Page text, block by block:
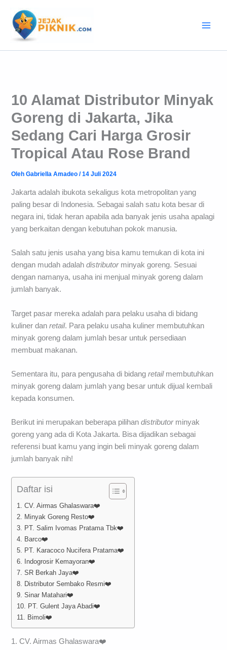
konten
10 Alamat Distributor Minyak
Goreng di Jakarta, Jika
Sedang Cari Harga Grosir
Tropical Atau Rose Brand
OlehGabriella Amadeo/14 Juli 2024
Jakarta adalah ibukota sekaligus kota metropolitan yang
paling besar di Indonesia. Sebagai salah satu kota besar di
negara ini, tidak heran apabila ada banyak jenis usaha apalagi
yang berkaitan dengan kebutuhan pokok manusia.
Salah satu jenis usaha yang bisa kamu temukan di kota ini
dengan mudah adalahdistributor minyak goreng. Sesuai
dengan namanya, usaha ini menjual minyak goreng dalam
jumlah banyak.
Target pasar mereka adalah para pelaku usaha di bidang
kuliner danretail. Para pelaku usaha kuliner membutuhkan
minyak goreng dalam jumlah besar untuk persediaan
membuat makanan.
Sementara itu, para pengusaha di bidangretail membutuhkan
minyak goreng dalam jumlah yang besar untuk dijual kembali
kepada konsumen.
Berikut ini merupakan beberapa pilihandistributor minyak
goreng yang ada di Kota Jakarta. Bisa dijadikan sebagai
referensi buat kamu yang ingin beli minyak goreng dalam
jumlah banyak nih!
Daftar isi
1. CV. Airmas Ghalaswara❤️
2. Minyak Goreng Resto❤️
3. PT. Salim Ivomas Pratama Tbk❤️
4. Barco❤️
5. PT. Karacoco Nucifera Pratama❤️
6. Indogrosir Kemayoran❤️
7. SR Berkah Jaya❤️
8. Distributor Sembako Resmi❤️
9. Sinar Matahari❤️
10. PT. Gulent Jaya Abadi❤️
11. Bimoli❤️
1. CV. Airmas Ghalaswara❤️